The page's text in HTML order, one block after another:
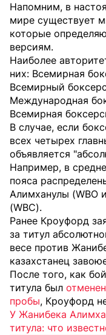
Напомним, в
мире существует
которые
версиям.
Наиболее
них: Всемирная
Всемирный
Международная
Всемирная
В случае, если
всех четырех
объявляется
Например, в
пояса
Алимханулы (WBO
(WBC).
Ранее Кроуфорд
за титул
весе против
казахстанец
После того, как
титула был
пробы, Кроуфорд
У Жанибека
титула: что